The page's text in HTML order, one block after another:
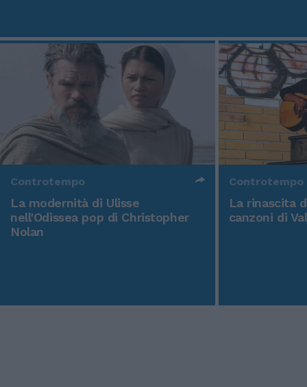
Controtempo
La modernità di Ulisse
nell'Odissea pop di Christopher
Nolan
Controtempo
La rinascita
canzoni di